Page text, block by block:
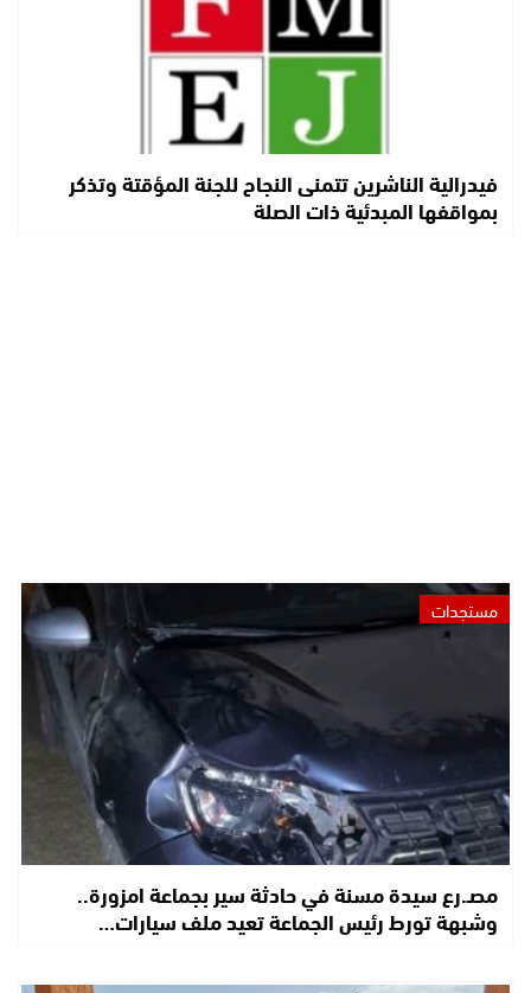
فيدرالية الناشرين تتمنى النجاح للجنة المؤقتة وتذكر
بمواقفها المبدئية ذات الصلة
مستجدات
مصـ.رع سيدة مسنة في حادثة سير بجماعة امزورة..
وشبهة تورط رئيس الجماعة تعيد ملف سيارات…